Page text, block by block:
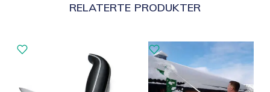
RELATERTE PRODUKTER